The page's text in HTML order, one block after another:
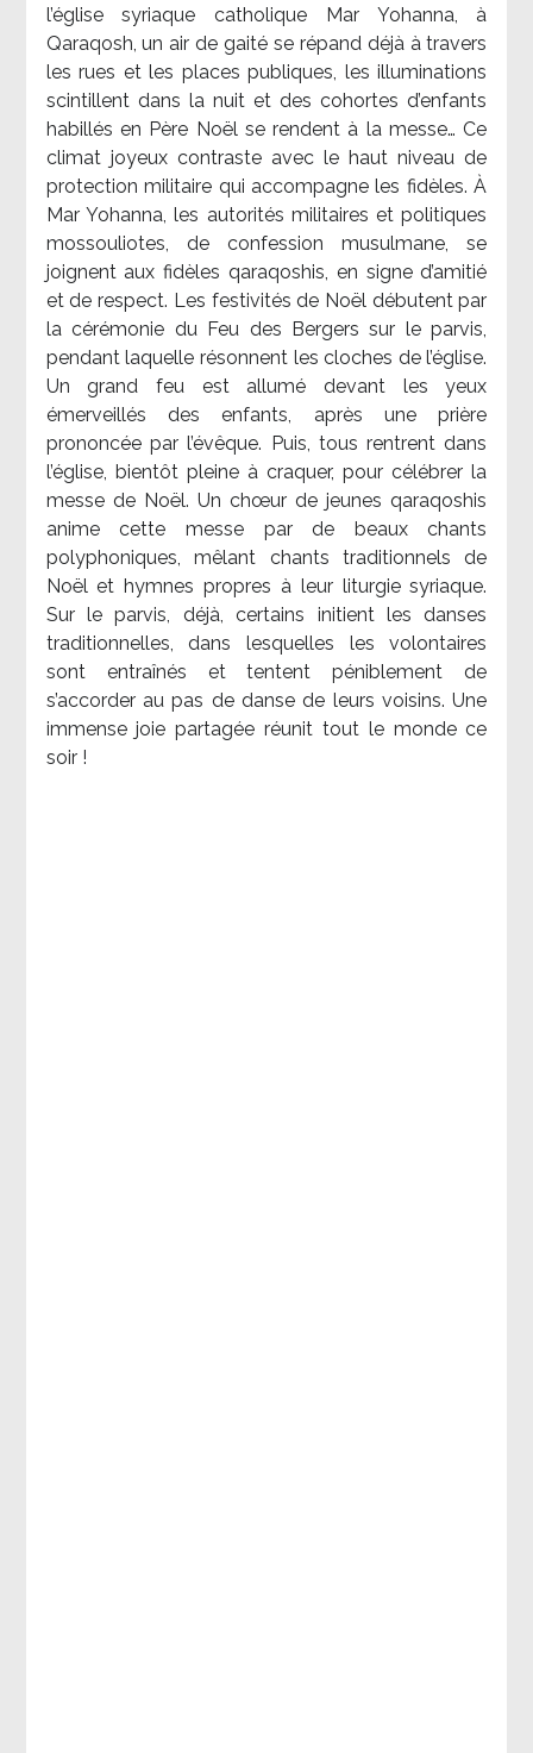
l’église syriaque catholique Mar Yohanna, à
Qaraqosh, un air de gaité se répand déjà à travers
les rues et les places publiques, les illuminations
scintillent dans la nuit et des cohortes d’enfants
habillés en Père Noël se rendent à la messe… Ce
climat joyeux contraste avec le haut niveau de
protection militaire qui accompagne les fidèles. À
Mar Yohanna, les autorités militaires et politiques
mossouliotes, de confession musulmane, se
joignent aux fidèles qaraqoshis, en signe d’amitié
et de respect. Les festivités de Noël débutent par
la cérémonie du Feu des Bergers sur le parvis,
pendant laquelle résonnent les cloches de l’église.
Un grand feu est allumé devant les yeux
émerveillés des enfants, après une prière
prononcée par l’évêque. Puis, tous rentrent dans
l’église, bientôt pleine à craquer, pour célébrer la
messe de Noël. Un chœur de jeunes qaraqoshis
anime cette messe par de beaux chants
polyphoniques, mêlant chants traditionnels de
Noël et hymnes propres à leur liturgie syriaque.
Sur le parvis, déjà, certains initient les danses
traditionnelles, dans lesquelles les volontaires
sont entraînés et tentent péniblement de
s’accorder au pas de danse de leurs voisins. Une
immense joie partagée réunit tout le monde ce
soir !